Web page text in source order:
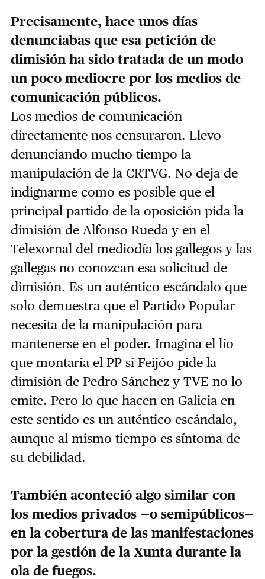
Precisamente, hace unos días
denunciabas que esa petición de
dimisión ha sido tratada de un modo
un poco mediocre por los medios de
comunicación públicos.
Los medios de comunicación
directamente nos censuraron. Llevo
denunciando mucho tiempo la
manipulación de la CRTVG. No deja de
indignarme como es posible que el
principal partido de la oposición pida la
dimisión de Alfonso Rueda y en el
Telexornal del mediodía los gallegos y las
gallegas no conozcan esa solicitud de
dimisión. Es un auténtico escándalo que
solo demuestra que el Partido Popular
necesita de la manipulación para
mantenerse en el poder. Imagina el lío
que montaría el PP si Feijóo pide la
dimisión de Pedro Sánchez y TVE no lo
emite. Pero lo que hacen en Galicia en
este sentido es un auténtico escándalo,
aunque al mismo tiempo es síntoma de
su debilidad.
También aconteció algo similar con
los medios privados —o semipúblicos—
en la cobertura de las manifestaciones
por la gestión de la Xunta durante la
ola de fuegos.